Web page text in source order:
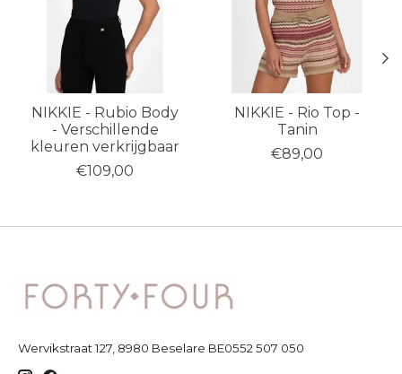
NIKKIE - Rubio Body
- Verschillende
kleuren verkrijgbaar
€109,00
NIKKIE - Rio Top -
Tanin
€89,00
Wervikstraat 127, 8980 Beselare BE0552 507 050